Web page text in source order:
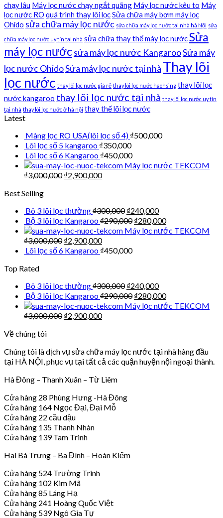
chạy lâu Máy lọc nước chạy ngắt quãng Máy lọc nước kêu to Máy
lọc nước RO quá trình thay lõi lọcSửa chữa máy bơm máy lọc
Ohido sửa chữa máy lọc nước sửa chữa máy lọc nước tại nhà hà Nội sửa
chữa máy lọc nước uy tín tại nhà sửa chữa thay thế máy lọc nướcSửa
máy lọc nướcsửa máy lọc nước KangarooSửa máy
lọc nước OhidoSửa máy lọc nước tại nhà Thay lõi
lọc nước thay lõi lọc nước giá rẻ thay lõi lọc nước haohsing thay lõi lọc
nước kangaroo thay lõi lọc nước tại nhà thay lõi lọc nước uy tín
tại nhà thay lõi lọc nước ở hà nội thay thế lõi lọc nước
Latest
Màng lọc RO USA(lõi lọc số 4) ₫500,000
Lõi lọc số 5 kangaroo ₫350,000
Lõi lọc số 6 Kangaroo ₫450,000
Máy lọc nước TEKCOM
₫3,000,000 ₫2,900,000
Best Selling
Bô 3 lõi lọc thường₫300,000 ₫240,000
Bộ 3 lõi lọc Kangaroo₫290,000 ₫280,000
Máy lọc nước TEKCOM
₫3,000,000 ₫2,900,000
Lõi lọc số 6 Kangaroo ₫450,000
Top Rated
Bô 3 lõi lọc thường₫300,000 ₫240,000
Bộ 3 lõi lọc Kangaroo₫290,000 ₫280,000
Máy lọc nước TEKCOM
₫3,000,000 ₫2,900,000
Về chúng tôi
Chúng tôi là dịch vụ sửa chữa máy lọc nước tại nhà hàng đầu
tại HÀ NỘI, phục vụ tại tất cả các quận huyện nội ngoại thành.
Hà Đông – Thanh Xuân – Từ Liêm
Cửa hàng 28 Phùng Hưng -Hà Đông
Cửa hàng 164 Ngọc Đại, Đại Mỗ
Cửa hàng 22 cầu dậu
Cửa hàng 135 Thanh Nhàn
Cửa hàng 139 Tam Trinh
Hai Bà Trưng – Ba Đình – Hoàn Kiếm
Cửa hàng 524 Trường Trinh
Cửa hàng 102 Kim Mã
Cửa hàng 85 Láng Hạ
Cửa hàng 241 Hoàng Quốc Việt
Cửa hàng 539 Ngô Gia Tự